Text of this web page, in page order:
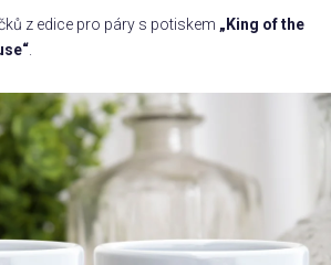
z edice pro páry s potiskem „King of the